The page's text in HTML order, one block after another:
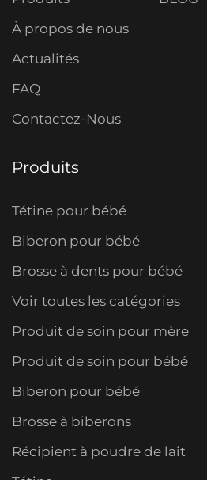
À propos de nous
Actualités
FAQ
Contactez-Nous
Produits
Tétine pour bébé
Biberon pour bébé
Brosse à dents pour bébé
Voir toutes les catégories
Produit de soin pour mère
Produit de soin pour bébé
Biberon pour bébé
Brosse à biberons
Récipient à poudre de lait